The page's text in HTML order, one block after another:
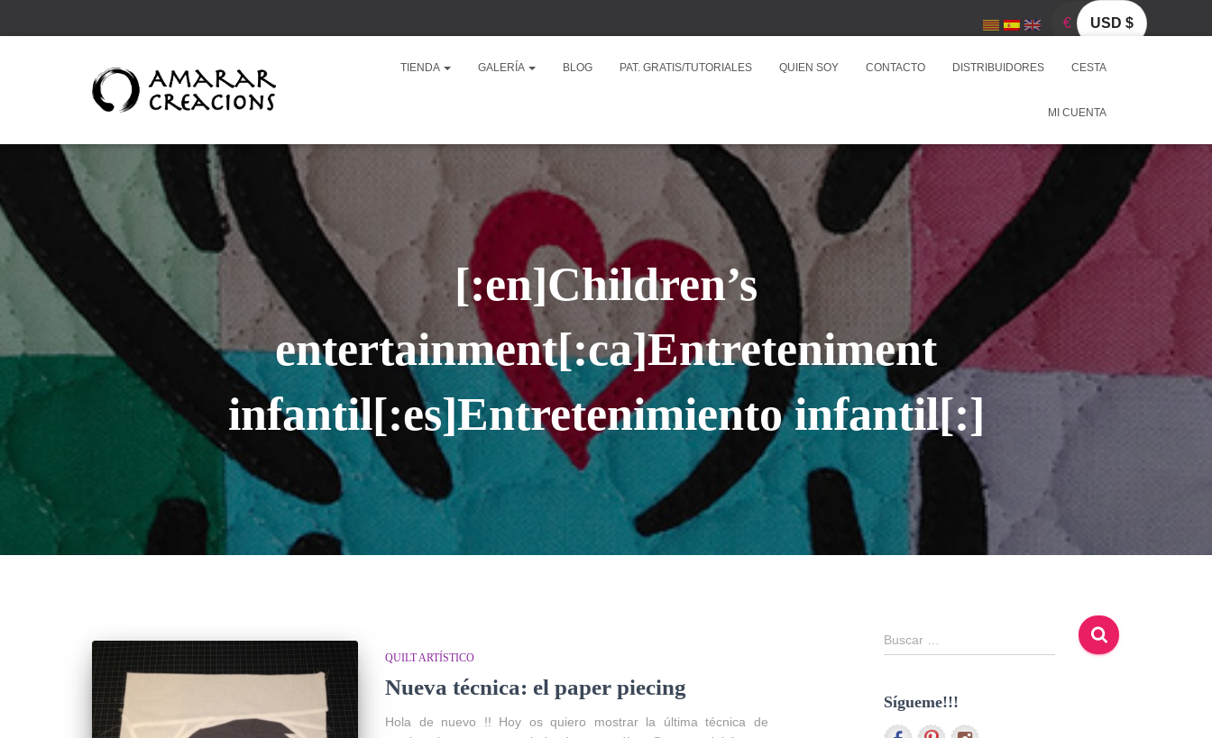
€ USD $
TIENDA GALERÍA BLOG PAT. GRATIS/TUTORIALES QUIEN SOY CONTACTO DISTRIBUIDORES CESTA
MI CUENTA
[:en]Children’s
entertainment[:ca]Entreteniment
infantil[:es]Entretenimiento infantil[:]
QUILT ARTÍSTICO
Nueva técnica: el paper piecing
Hola de nuevo !! Hoy os quiero mostrar la última técnica de
B
u
a
r
Buscar …
Sígueme!!!